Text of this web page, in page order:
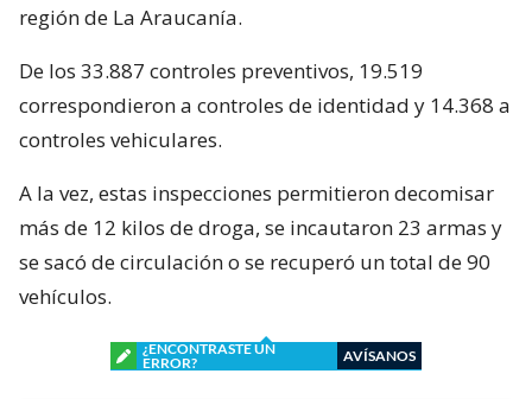
región de La Araucanía.
De los 33.887 controles preventivos, 19.519
correspondieron a controles de identidad y 14.368 a
controles vehiculares.
A la vez, estas inspecciones permitieron decomisar
más de 12 kilos de droga, se incautaron 23 armas y
se sacó de circulación o se recuperó un total de 90
vehículos.
¿ENCONTRASTE UN
ERROR?
AVÍSANOS